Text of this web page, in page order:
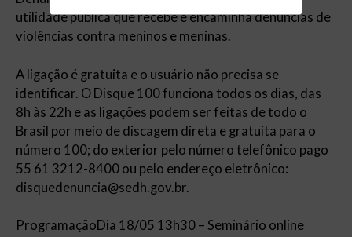
utilidade pública que recebe e encaminha denúncias de
violências contra meninos e meninas.
A ligação é gratuita e o usuário não precisa se
identificar. O Disque 100 funciona todos os dias, das
8h às 22h e as ligações podem ser feitas de todo o
Brasil por meio de discagem direta e gratuita para o
número 100; do exterior pelo número telefônico pago
55 61 3212-8400 ou pelo endereço eletrônico:
disquedenuncia@sedh.gov.br.
ProgramaçãoDia 18/05 13h30 – Seminário online